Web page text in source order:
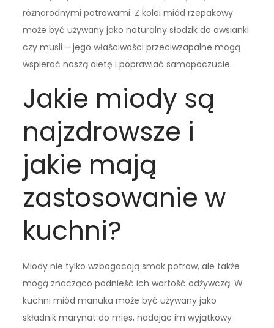
różnorodnymi potrawami. Z kolei miód rzepakowy
może być używany jako naturalny słodzik do owsianki
czy musli – jego właściwości przeciwzapalne mogą
wspierać naszą dietę i poprawiać samopoczucie.
Jakie miody są
najzdrowsze i
jakie mają
zastosowanie w
kuchni?
Miody nie tylko wzbogacają smak potraw, ale także
mogą znacząco podnieść ich wartość odżywczą. W
kuchni miód manuka może być używany jako
składnik marynat do mięs, nadając im wyjątkowy